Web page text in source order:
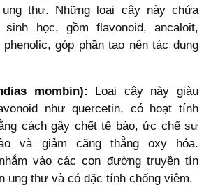
thư. Những loại cây này chứa
sinh học, gồm flavonoid, ancaloit,
góp phần tạo nên tác dụng
mombin): Loại cây này giàu
như quercetin, có hoạt tính
cách gây chết tế bào, ức chế sự
và giảm căng thẳng oxy hóa.
vào các con đường truyền tín
ung thư và có đặc tính chống viêm.